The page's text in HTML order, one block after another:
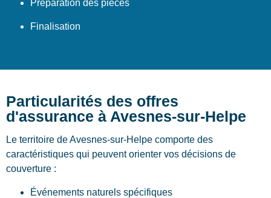
Préparation des pièces
Finalisation
Particularités des offres
d'assurance à Avesnes-sur-Helpe
Le territoire de Avesnes-sur-Helpe comporte des
caractéristiques qui peuvent orienter vos décisions de
couverture :
Événements naturels spécifiques